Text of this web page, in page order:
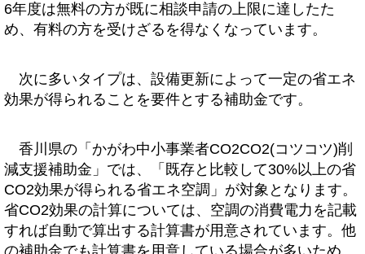
6年度は無料の方が既に相談申請の上限に達したた
め、有料の方を受けざるを得なくなっています。
次に多いタイプは、設備更新によって一定の省エネ
効果が得られることを要件とする補助金です。
香川県の「かがわ中小事業者CO2CO2(コツコツ)削
減支援補助金」では、「既存と比較して30%以上の省
CO2効果が得られる省エネ空調」が対象となります。
省CO2効果の計算については、空調の消費電力を記載
すれば自動で算出する計算書が用意されています。他
の補助金でも計算書を用意している場合が多いため、